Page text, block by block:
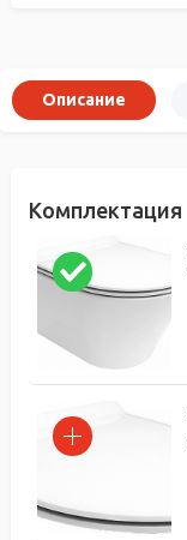
Описание
Комплектация